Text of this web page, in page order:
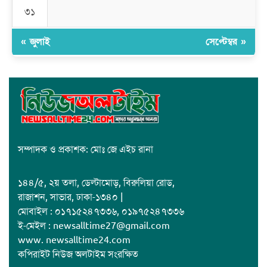
৩১
« জুলাই সেপ্টেম্বর »
সম্পাদক ও প্রকাশক: মোঃ জে এইচ রানা
১৪৪/৫, ২য় তলা, ডেল্টামোড়, বিরুলিয়া রোড,
রাজাশন, সাভার, ঢাকা-১৩৪০ |
মোবাইল : ০১৭১৫২৪৭৩৩৬, ০১৯৭৫২৪৭৩৩৬
ই-মেইল : newsalltime27@gmail.com
www. newsalltime24.com
কপিরাইট নিউজ অলটাইম সংরক্ষিত